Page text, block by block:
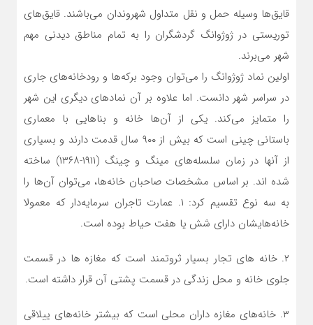
قایق‌ها وسیله حمل و نقل متداول شهروندان می‌باشند. قایق‌های
توریستی در ژوژوانگ گردشگران را به تمام مناطق دیدنی مهم
شهر می‌برند.
اولین نماد ژوژوانگ را می‌توان وجود برکه‌ها و رودخانه‌های جاری
در سراسر شهر دانست. اما علاوه بر آن نمادهای دیگری این شهر
را متمایز می‌کند. یکی از آن‌ها خانه و بناهایی با معماری
باستانی چینی است که بیش از ۹۰۰ سال قدمت دارند و بسیاری
از آنها در زمان سلسله‌های مینگ و چینگ (۱۹۱۱-۱۳۶۸) ساخته
شده اند. بر اساس مشخصات صاحبان خانه‌ها، می‌توان آن‌ها را
به سه نوع تقسیم کرد: ۱. عمارت تاجران سرمایه‌دار که معمولا
خانه‌هایشان دارای شش یا هفت حیاط بوده است.
۲. خانه های تجار بسیار ثروتمند است که مغازه ها در قسمت
جلوی خانه و محل زندگی در قسمت پشتی آن قرار داشته است.
۳. خانه‌های مغازه داران محلی است که بیشتر خانه‌های ییلاقی